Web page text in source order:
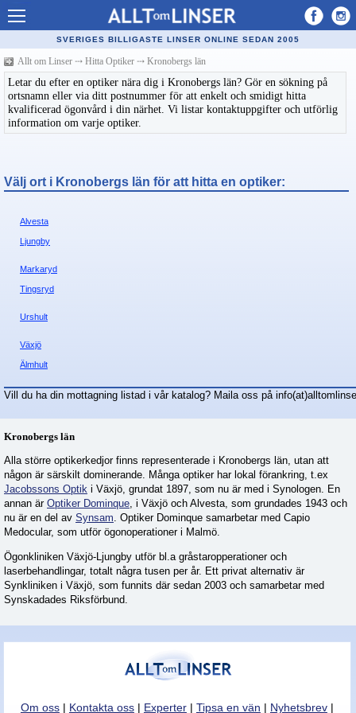
Allt om Linser
Billiga kontaktlinser
Köpa linser på nätet
Återförsäljare linser
Kontaktlinstyper
Optiker
Synfel
Glasögon
Tillverkare - linser
SVERIGES BILLIGASTE LINSER ONLINE SEDAN 2005
Allt om Linser ⤏ Hitta Optiker ⤏ Kronobergs län
Letar du efter en optiker nära dig i Kronobergs län? Gör en sökning på
ortsnamn eller via ditt postnummer för att enkelt och smidigt hitta
kvalificerad ögonvård i din närhet. Vi listar kontaktuppgifter och utförlig
information om varje optiker.
Välj ort i Kronobergs län för att hitta en optiker:
Alvesta
Ljungby
Markaryd
Tingsryd
Urshult
Växjö
Älmhult
Vill du ha din mottagning listad i vår katalog? Maila oss på
Kronobergs län
Alla större optikerkedjor finns representerade i Kronobergs län, utan att
någon är särskilt dominerande. Många optiker har lokal förankring, t.ex
Jacobssons Optik i Växjö, grundat 1897, som nu är med i Synologen. En
annan är Optiker Dominque, i Växjö och Alvesta, som grundades 1943 och
nu är en del av Synsam. Optiker Dominque samarbetar med Capio
Medocular, som utför ögonoperationer i Malmö.
Ögonkliniken Växjö-Ljungby utför bl.a gråstaropperationer och
laserbehandlingar, totalt några tusen per år. Ett privat alternativ är
Synkliniken i Växjö, som funnits där sedan 2003 och samarbetar med
Synskadades Riksförbund.
Om oss| Kontakta oss| Experter| Tipsa en vän | Nyhetsbrev|